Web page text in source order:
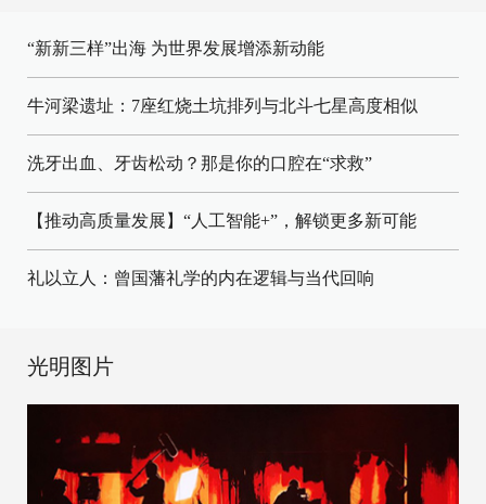
“新新三样”出海 为世界发展增添新动能
牛河梁遗址：7座红烧土坑排列与北斗七星高度相似
洗牙出血、牙齿松动？那是你的口腔在“求救”
【推动高质量发展】“人工智能+”，解锁更多新可能
礼以立人：曾国藩礼学的内在逻辑与当代回响
光明图片